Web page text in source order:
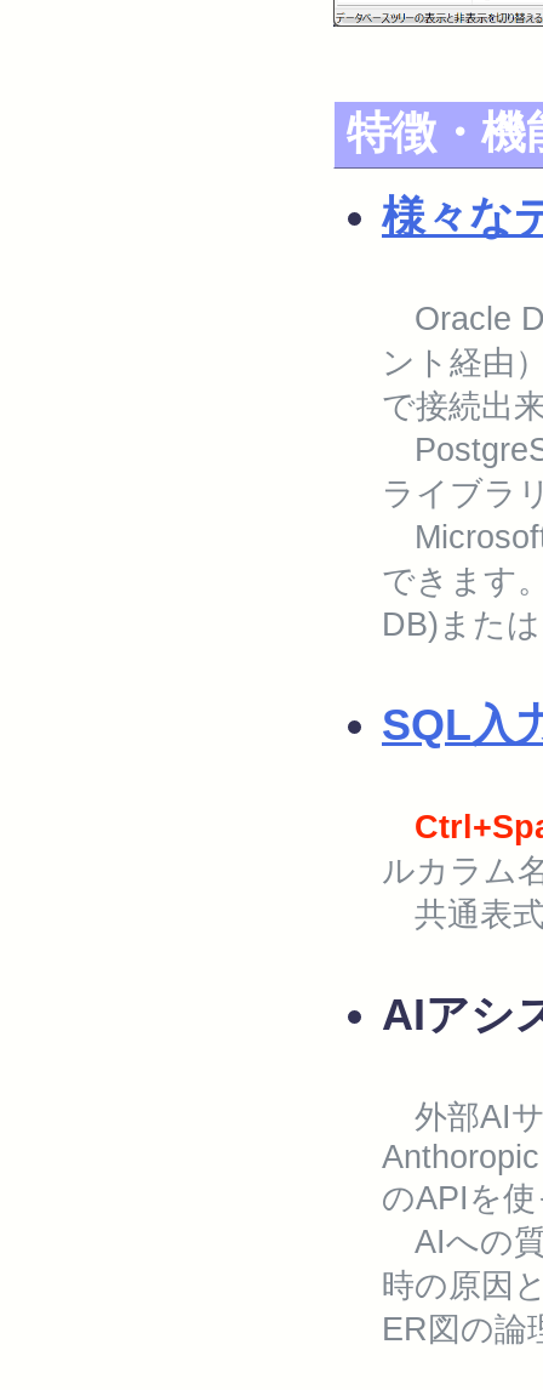
特徴・機
様々な
Oracle
ント経由
で接続出
ライブラ
できます
DB)また
SQL入
ルカラム
共通表
AIアシ
外部AIサ
のAPIを
AIへの
時の原因
ER図の論